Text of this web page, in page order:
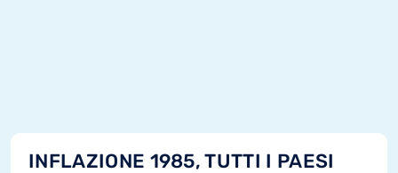
INFLAZIONE 1985, TUTTI I PAESI